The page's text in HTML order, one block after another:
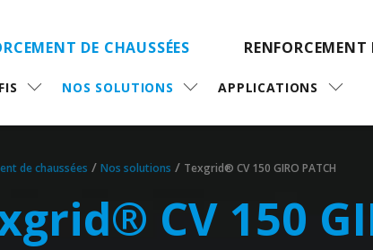
DE CHAUSSÉES
NOS SOLUTIONS APPLICATIONS
RENFORCEMENT
de chaussées / Nos solutions / Texgrid® CV 150 GIRO PATCH
CV 150